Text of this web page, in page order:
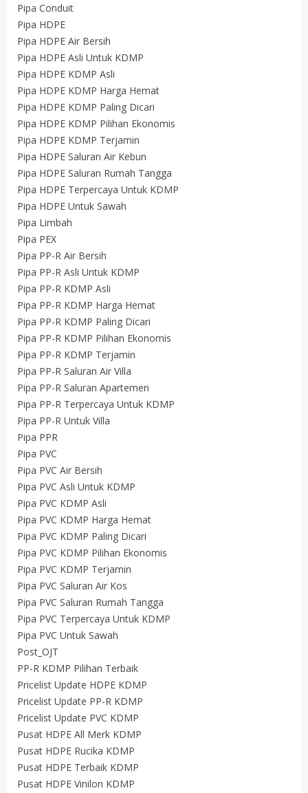
Pipa Conduit
Pipa HDPE
Pipa HDPE Air Bersih
Pipa HDPE Asli Untuk KDMP
Pipa HDPE KDMP Asli
Pipa HDPE KDMP Harga Hemat
Pipa HDPE KDMP Paling Dicari
Pipa HDPE KDMP Pilihan Ekonomis
Pipa HDPE KDMP Terjamin
Pipa HDPE Saluran Air Kebun
Pipa HDPE Saluran Rumah Tangga
Pipa HDPE Terpercaya Untuk KDMP
Pipa HDPE Untuk Sawah
Pipa Limbah
Pipa PEX
Pipa PP-R Air Bersih
Pipa PP-R Asli Untuk KDMP
Pipa PP-R KDMP Asli
Pipa PP-R KDMP Harga Hemat
Pipa PP-R KDMP Paling Dicari
Pipa PP-R KDMP Pilihan Ekonomis
Pipa PP-R KDMP Terjamin
Pipa PP-R Saluran Air Villa
Pipa PP-R Saluran Apartemen
Pipa PP-R Terpercaya Untuk KDMP
Pipa PP-R Untuk Villa
Pipa PPR
Pipa PVC
Pipa PVC Air Bersih
Pipa PVC Asli Untuk KDMP
Pipa PVC KDMP Asli
Pipa PVC KDMP Harga Hemat
Pipa PVC KDMP Paling Dicari
Pipa PVC KDMP Pilihan Ekonomis
Pipa PVC KDMP Terjamin
Pipa PVC Saluran Air Kos
Pipa PVC Saluran Rumah Tangga
Pipa PVC Terpercaya Untuk KDMP
Pipa PVC Untuk Sawah
Post_OJT
PP-R KDMP Pilihan Terbaik
Pricelist Update HDPE KDMP
Pricelist Update PP-R KDMP
Pricelist Update PVC KDMP
Pusat HDPE All Merk KDMP
Pusat HDPE Rucika KDMP
Pusat HDPE Terbaik KDMP
Pusat HDPE Vinilon KDMP